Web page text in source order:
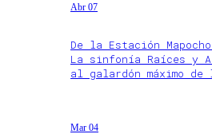
Abr 07
De la Estación
La sinfonía Raíces y
al galardón máximo
Mar 04